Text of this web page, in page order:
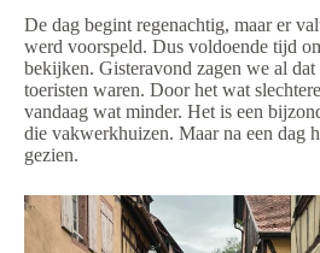
De dag begint regenachtig, maar er
werd voorspeld. Dus voldoende tijd
bekijken. Gisteravond zagen we al dat
toeristen waren. Door het wat
vandaag wat minder. Het is een
die vakwerkhuizen. Maar na een dag
gezien.